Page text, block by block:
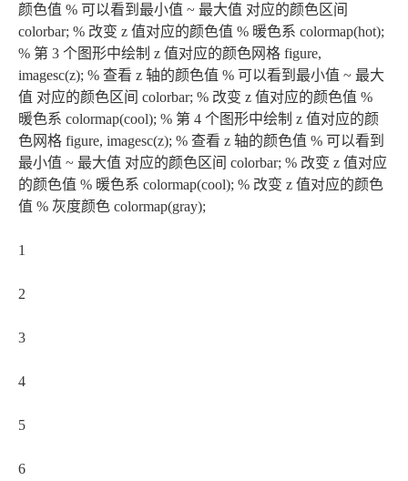
颜色值 % 可以看到最小值 ~ 最大值 对应的颜色区间
colorbar; % 改变 z 值对应的颜色值 % 暖色系 colormap(hot);
% 第 3 个图形中绘制 z 值对应的颜色网格 figure,
imagesc(z); % 查看 z 轴的颜色值 % 可以看到最小值 ~ 最大
值 对应的颜色区间 colorbar; % 改变 z 值对应的颜色值 %
暖色系 colormap(cool); % 第 4 个图形中绘制 z 值对应的颜
色网格 figure, imagesc(z); % 查看 z 轴的颜色值 % 可以看到
最小值 ~ 最大值 对应的颜色区间 colorbar; % 改变 z 值对应
的颜色值 % 暖色系 colormap(cool); % 改变 z 值对应的颜色
值 % 灰度颜色 colormap(gray);
1
2
3
4
5
6